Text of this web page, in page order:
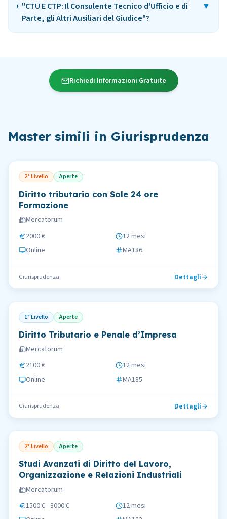
"CTU E CTP: Il Consulente Tecnico d'Ufficio e di
Parte, gli Altri Ausiliari del Giudice"?
▼
Richiedi Informazioni Gratuite
Master simili in Giurisprudenza
2° Livello Aperte
Diritto tributario con Sole 24 ore
Formazione
Mercatorum
2000 €
12 mesi
Online
MA186
Giurisprudenza Dettagli
1° Livello Aperte
Diritto Tributario e Penale d’Impresa
Mercatorum
2100 €
12 mesi
Online
MA185
Giurisprudenza Dettagli
2° Livello Aperte
Studi Avanzati di Diritto del Lavoro,
Organizzazione e Relazioni Industriali
Mercatorum
1500 € - 3000 €
12 mesi